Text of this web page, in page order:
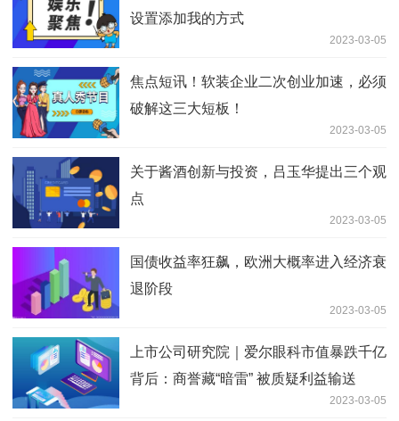
设置添加我的方式
2023-03-05
焦点短讯！软装企业二次创业加速，必须
破解这三大短板！
2023-03-05
关于酱酒创新与投资，吕玉华提出三个观
点
2023-03-05
国债收益率狂飙，欧洲大概率进入经济衰
退阶段
2023-03-05
上市公司研究院｜爱尔眼科市值暴跌千亿
背后：商誉藏“暗雷” 被质疑利益输送
2023-03-05